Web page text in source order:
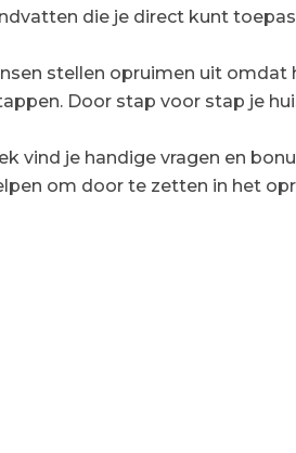
die je direct kunt
stellen opruimen uit
Door stap voor stap je
vind je handige vragen en
om door te zetten in het